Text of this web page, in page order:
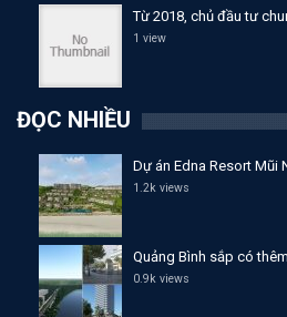
Từ 2018, chủ đầu tư
1 view
ĐỌC NHIỀU
Dự án Edna Resort Mũi
1.2k views
Quảng Bình sắp có
0.9k views